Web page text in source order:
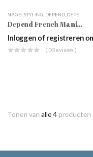
NAGELSTYLING DEPEND DEPEND O2 NAIL POLISH
Depend French Manicure Set
( 0 Reviews )
Tonen van alle 4 producten